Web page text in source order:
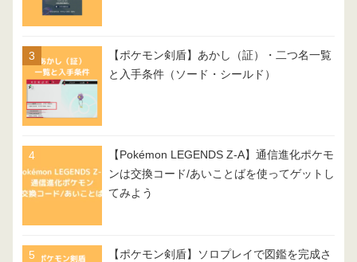
【ポケモン剣盾】あかし（証）・二つ名一覧
と入手条件（ソード・シールド）
【Pokémon LEGENDS Z-A】通信進化ポケモ
ンは交換コード/あいことばを使ってゲットし
てみよう
【ポケモン剣盾】ソロプレイで図鑑を完成さ